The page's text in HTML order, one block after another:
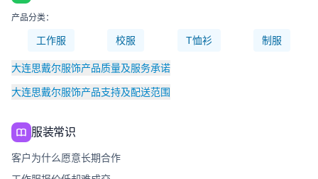
产品分类：
工作服 校服 T恤衫 制服
大连思戴尔服饰产品质量及服务承诺
大连思戴尔服饰产品支持及配送范围
服装常识
客户为什么愿意长期合作